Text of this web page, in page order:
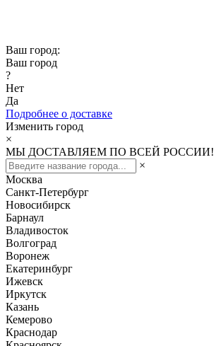
Ваш город:
Ваш город
?
Нет
Да
Подробнее о доставке
Изменить город
×
МЫ ДОСТАВЛЯЕМ ПО ВСЕЙ РОССИИ!
×
Москва
Санкт-Петербург
Новосибирск
Барнаул
Владивосток
Волгоград
Воронеж
Екатеринбург
Ижевск
Иркутск
Казань
Кемерово
Краснодар